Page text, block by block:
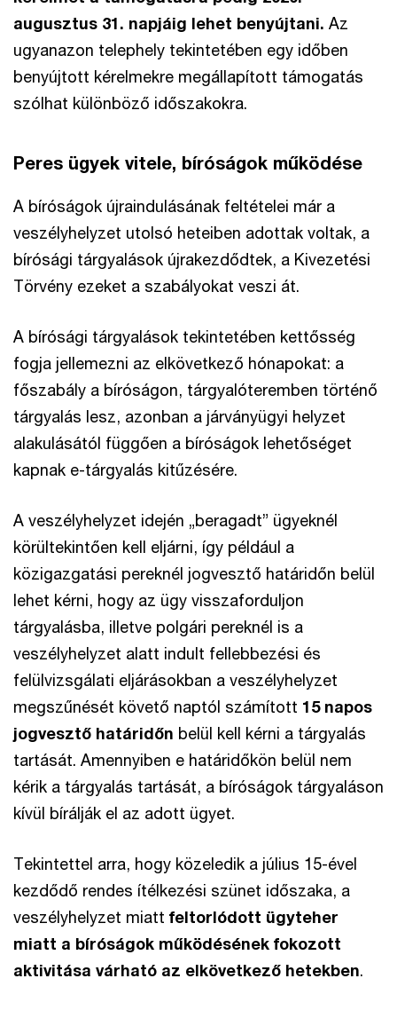
augusztus 31. napjáig lehet benyújtani. Az
ugyanazon telephely tekintetében egy időben
benyújtott kérelmekre megállapított támogatás
szólhat különböző időszakokra.
Peres ügyek vitele, bíróságok működése
A bíróságok újraindulásának feltételei már a
veszélyhelyzet utolsó heteiben adottak voltak, a
bírósági tárgyalások újrakezdődtek, a Kivezetési
Törvény ezeket a szabályokat veszi át.
A bírósági tárgyalások tekintetében kettősség
fogja jellemezni az elkövetkező hónapokat: a
főszabály a bíróságon, tárgyalóteremben történő
tárgyalás lesz, azonban a járványügyi helyzet
alakulásától függően a bíróságok lehetőséget
kapnak e-tárgyalás kitűzésére.
A veszélyhelyzet idején „beragadt” ügyeknél
körültekintően kell eljárni, így például a
közigazgatási pereknél jogvesztő határidőn belül
lehet kérni, hogy az ügy visszaforduljon
tárgyalásba, illetve polgári pereknél is a
veszélyhelyzet alatt indult fellebbezési és
felülvizsgálati eljárásokban a veszélyhelyzet
megszűnését követő naptól számított 15 napos
jogvesztő határidőn belül kell kérni a tárgyalás
tartását. Amennyiben e határidőkön belül nem
kérik a tárgyalás tartását, a bíróságok tárgyaláson
kívül bírálják el az adott ügyet.
Tekintettel arra, hogy közeledik a július 15-ével
kezdődő rendes ítélkezési szünet időszaka, a
veszélyhelyzet miatt feltorlódott ügyteher
miatt a bíróságok működésének fokozott
aktivitása várható az elkövetkező hetekben.